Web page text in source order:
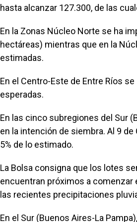
hasta alcanzar 127.300, de las
En la Zonas Núcleo Norte se ha
hectáreas) mientras que en la
estimadas.
En el Centro-Este de Entre Ríos
esperadas.
En las cinco subregiones del Sur
en la intención de siembra. Al 9
5% de lo estimado.
La Bolsa consigna que los lotes
encuentran próximos a
las recientes precipitaciones
En el Sur (Buenos Aires-La